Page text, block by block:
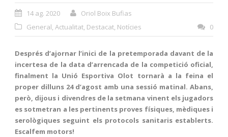
14 ag. 2020
Oriol Boix Bufias
General, Actualitat, Destacat, Notícies 0
Després d’ajornar l’inici de la pretemporada davant de la
incertesa de la data d’arrencada de la competició oficial,
finalment la Unió Esportiva Olot tornarà a la feina el
proper dilluns 24 d’agost amb una sessió matinal. Abans,
però, dijous i divendres de la setmana vinent els jugadors
es sotmetran a les pertinents proves físiques, mèdiques i
serològiques seguint els protocols sanitaris establerts.
Escalfem motors!